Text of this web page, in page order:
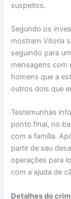
suspeitos.
Segundo os
mostram Vitoria
seguindo para
mensagens com
homens que a
outros dois que
Testemunhas
ponto final, no
com a família.
partir de seu
operações para
com a ajuda de
Detalhes do